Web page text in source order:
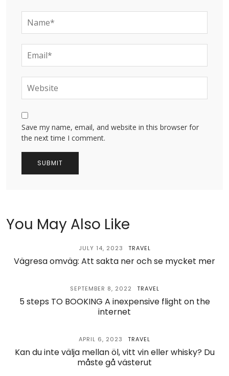
Save my name, email, and website in this browser for
the next time I comment.
You May Also Like
JULY 14, 2023 TRAVEL
Vägresa omväg: Att sakta ner och se mycket mer
SEPTEMBER 8, 2022 TRAVEL
5 steps TO BOOKING A inexpensive flight on the
internet
APRIL 6, 2023 TRAVEL
Kan du inte välja mellan öl, vitt vin eller whisky? Du
måste gå västerut